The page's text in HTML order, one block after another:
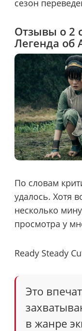
сезон
Отзывы о 2
Легенда об
По словам
удалось. Хотя
несколько
просмотра у
Ready Steady
Это
в жанре